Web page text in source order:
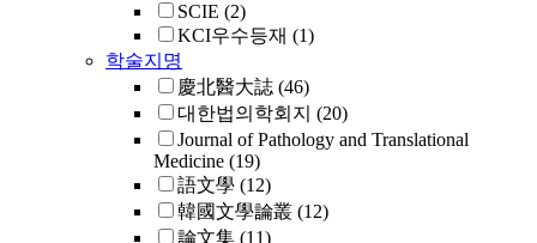
SCIE (2)
KCI우수등재 (1)
학술지명
慶北醫大誌 (46)
대한법의학회지 (20)
Journal of Pathology and Translational
Medicine (19)
語文學 (12)
韓國文學論叢 (12)
論文集 (11)